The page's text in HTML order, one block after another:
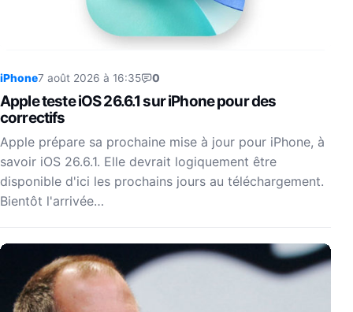
iPhone7 août 2026 à 16:35 0
Apple teste iOS 26.6.1 sur iPhone pour des
correctifs
Apple prépare sa prochaine mise à jour pour iPhone, à
savoir iOS 26.6.1. Elle devrait logiquement être
disponible d'ici les prochains jours au téléchargement.
Bientôt l'arrivée…